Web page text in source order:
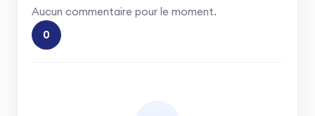
Aucun commentaire pour le moment.
0